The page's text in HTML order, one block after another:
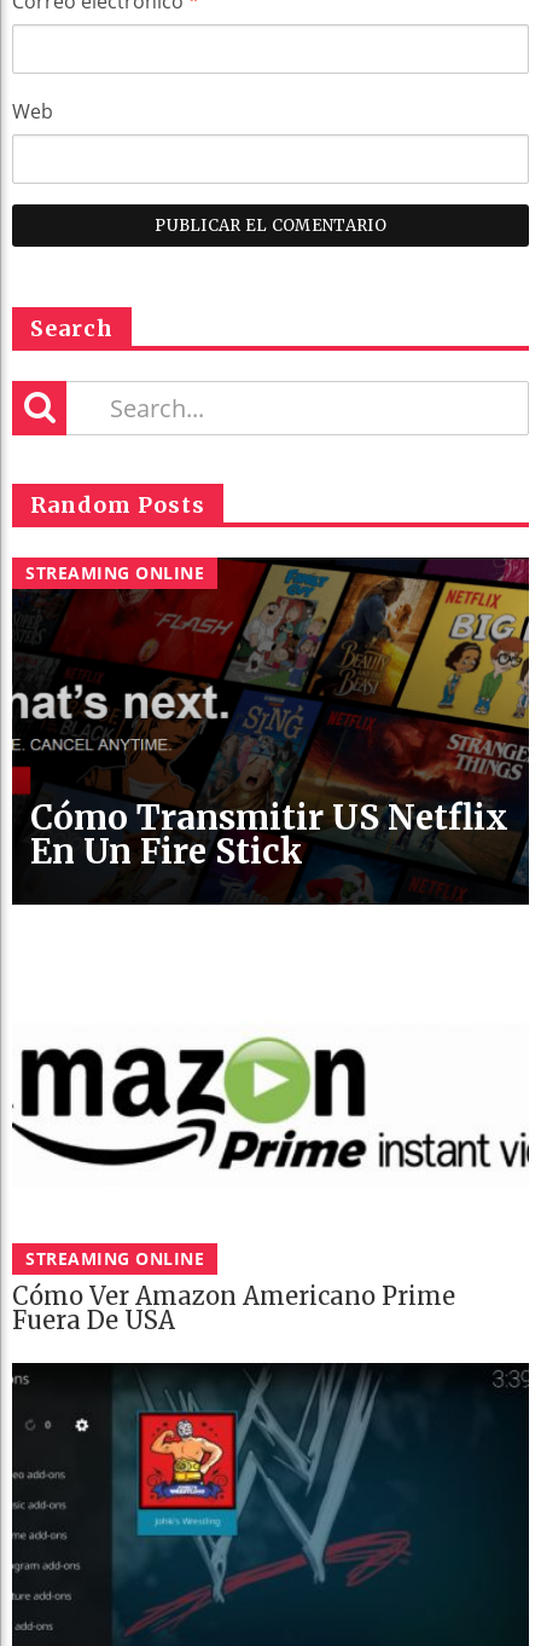
Web
Search
Random Posts
STREAMING ONLINE
Cómo Transmitir US Netflix
En Un Fire Stick
STREAMING ONLINE
Cómo Ver Amazon Americano Prime
Fuera De USA